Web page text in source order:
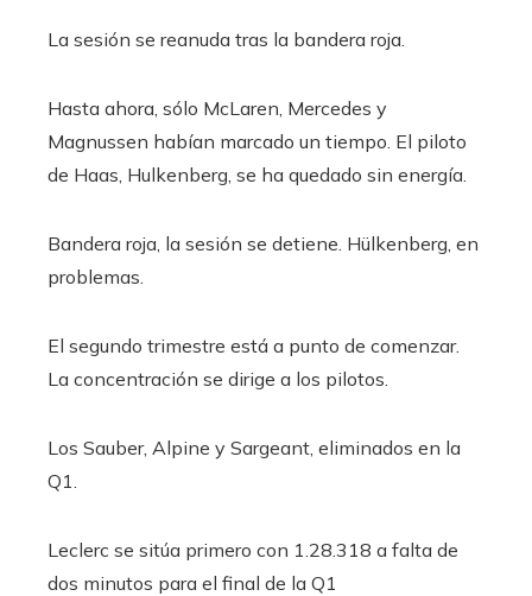
La sesión se reanuda tras la bandera roja.
Hasta ahora, sólo McLaren, Mercedes y
Magnussen habían marcado un tiempo. El piloto
de Haas, Hulkenberg, se ha quedado sin energía.
Bandera roja, la sesión se detiene. Hülkenberg, en
problemas.
El segundo trimestre está a punto de comenzar.
La concentración se dirige a los pilotos.
Los Sauber, Alpine y Sargeant, eliminados en la
Q1.
Leclerc se sitúa primero con 1.28.318 a falta de
dos minutos para el final de la Q1